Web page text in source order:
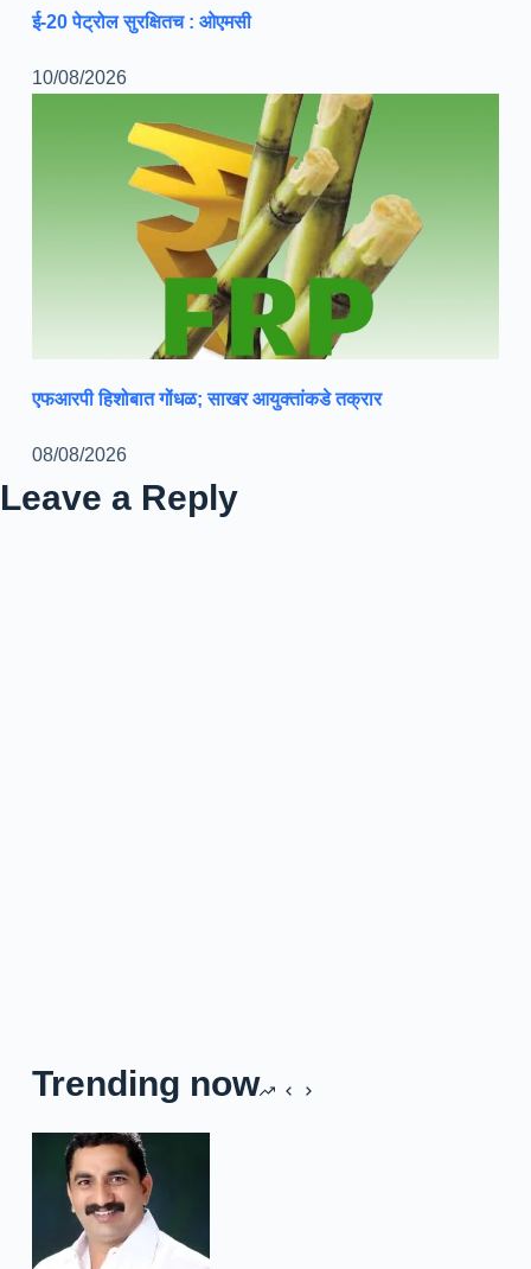
ई-20 पेट्रोल सुरक्षितच : ओएमसी
10/08/2026
एफआरपी हिशोबात गोंधळ; साखर आयुक्तांकडे तक्रार
08/08/2026
Leave a Reply
Trending now